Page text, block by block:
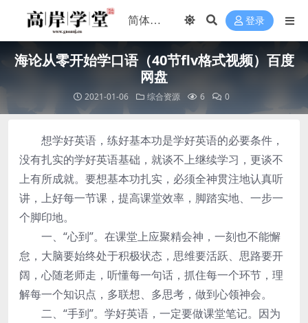
登录
海论从零开始学口语（40节flv格式视频）百度
网盘
2021-01-06 综合资源 6 0
想学好英语，练好基本功是学好英语的必要条件，
没有扎实的学好英语基础，就谈不上继续学习，更谈不
上有所成就。要想基本功扎实，必须全神贯注地认真听
讲，上好每一节课，提高课堂效率，脚踏实地、一步一
个脚印地。
一、“心到”。在课堂上应聚精会神，一刻也不能懈
怠，大脑要始终处于积极状态，思维要活跃、思路要开
阔，心随老师走，听懂每一句话，抓住每一个环节，理
解每一个知识点，多联想、多思考，做到心领神会。
二、“手到”。学好英语，一定要做课堂笔记。因为